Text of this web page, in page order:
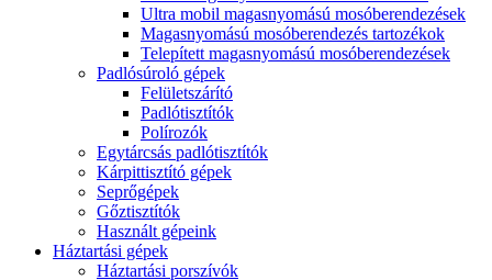
Ultra mobil magasnyomású mosóberendezések
Magasnyomású mosóberendezés tartozékok
Telepített magasnyomású mosóberendezések
Padlósúroló gépek
Felületszárító
Padlótisztítók
Polírozók
Egytárcsás padlótisztítók
Kárpittisztító gépek
Seprőgépek
Gőztisztítók
Használt gépeink
Háztartási gépek
Háztartási porszívók